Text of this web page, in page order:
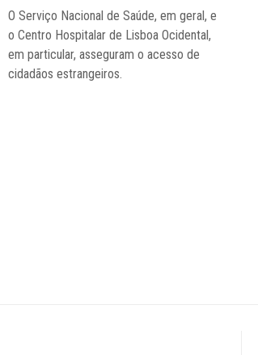
O Serviço Nacional de Saúde, em geral, e
o Centro Hospitalar de Lisboa Ocidental,
em particular, asseguram o acesso de
cidadãos estrangeiros.